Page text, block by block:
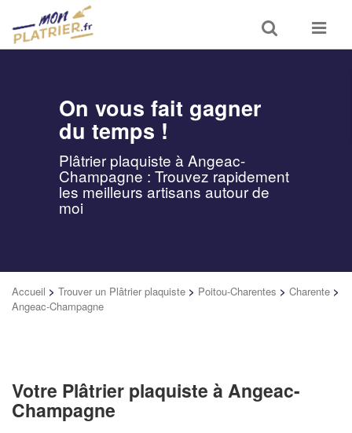
Toggle
search
Toggle
On vous fait gagner
du temps !
Plâtrier plaquiste à Angeac-
Champagne : Trouvez rapidement
les meilleurs artisans autour de
moi
Accueil > Trouver un Plâtrier plaquiste > Poitou-Charentes > Charente >
Angeac-Champagne
Votre Plâtrier plaquiste à Angeac-
Champagne